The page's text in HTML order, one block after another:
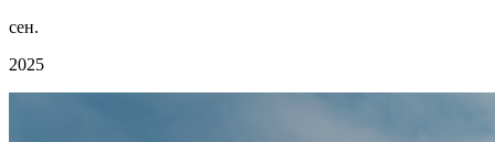
сен.
2025